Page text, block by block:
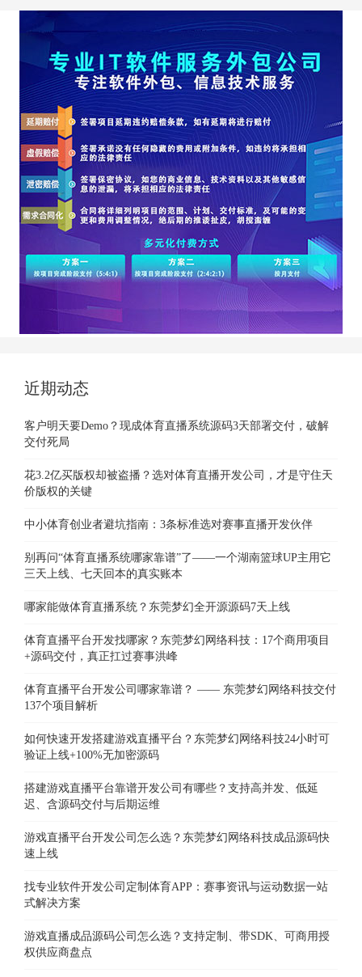
近期动态
客户明天要Demo？现成体育直播系统源码3天部署交付，破解
交付死局
花3.2亿买版权却被盗播？选对体育直播开发公司，才是守住天
价版权的关键
中小体育创业者避坑指南：3条标准选对赛事直播开发伙伴
别再问“体育直播系统哪家靠谱”了——一个湖南篮球UP主用它
三天上线、七天回本的真实账本
哪家能做体育直播系统？东莞梦幻全开源源码7天上线
体育直播平台开发找哪家？东莞梦幻网络科技：17个商用项目
+源码交付，真正扛过赛事洪峰
体育直播平台开发公司哪家靠谱？ —— 东莞梦幻网络科技交付
137个项目解析
如何快速开发搭建游戏直播平台？东莞梦幻网络科技24小时可
验证上线+100%无加密源码
搭建游戏直播平台靠谱开发公司有哪些？支持高并发、低延
迟、含源码交付与后期运维
游戏直播平台开发公司怎么选？东莞梦幻网络科技成品源码快
速上线
找专业软件开发公司定制体育APP：赛事资讯与运动数据一站
式解决方案
游戏直播成品源码公司怎么选？支持定制、带SDK、可商用授
权供应商盘点